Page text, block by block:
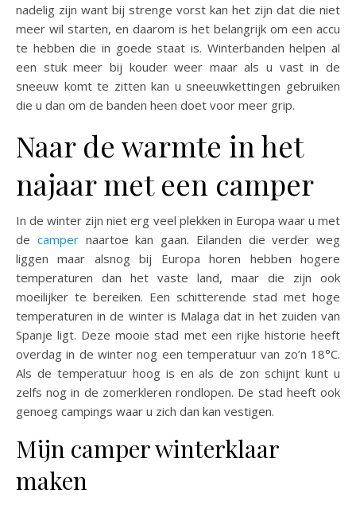
nadelig zijn want bij strenge vorst kan het zijn dat die niet
meer wil starten, en daarom is het belangrijk om een accu
te hebben die in goede staat is. Winterbanden helpen al
een stuk meer bij kouder weer maar als u vast in de
sneeuw komt te zitten kan u sneeuwkettingen gebruiken
die u dan om de banden heen doet voor meer grip.
Naar de warmte in het
najaar met een camper
In de winter zijn niet erg veel plekken in Europa waar u met
de campernaartoe kan gaan. Eilanden die verder weg
liggen maar alsnog bij Europa horen hebben hogere
temperaturen dan het vaste land, maar die zijn ook
moeilijker te bereiken. Een schitterende stad met hoge
temperaturen in de winter is Malaga dat in het zuiden van
Spanje ligt. Deze mooie stad met een rijke historie heeft
overdag in de winter nog een temperatuur van zo’n 18°C.
Als de temperatuur hoog is en als de zon schijnt kunt u
zelfs nog in de zomerkleren rondlopen. De stad heeft ook
genoeg campings waar u zich dan kan vestigen.
Mijn camper winterklaar
maken